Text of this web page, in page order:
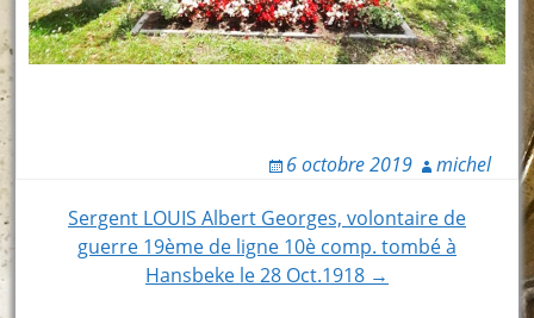
6 octobre 2019 michel
Post
navigation
Sergent LOUIS Albert Georges, volontaire de
guerre 19ème de ligne 10è comp. tombé à
Hansbeke le 28 Oct.1918 →